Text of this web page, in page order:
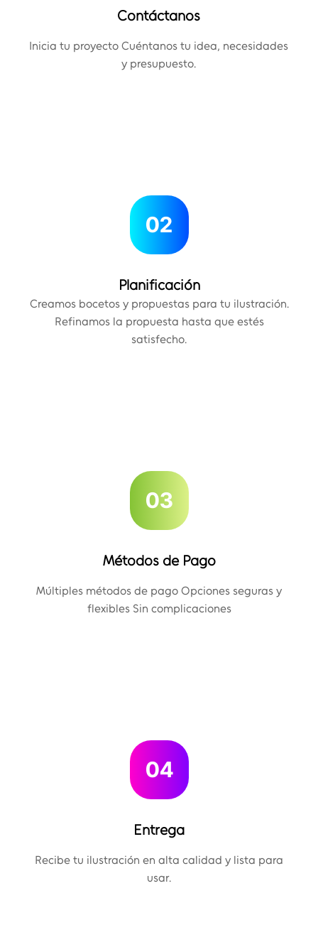
Contáctanos
Inicia tu proyecto Cuéntanos tu idea, necesidades
y presupuesto.
02
Planificación
Creamos bocetos y propuestas para tu ilustración.
Refinamos la propuesta hasta que estés
satisfecho.
03
Métodos de Pago
Múltiples métodos de pago Opciones seguras y
flexibles Sin complicaciones
04
Entrega
Recibe tu ilustración en alta calidad y lista para
usar.